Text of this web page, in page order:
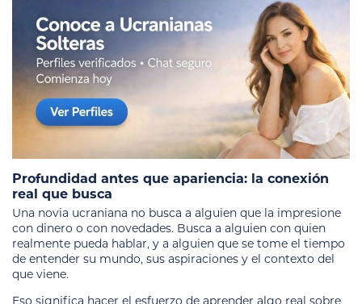
Profundidad antes que apariencia: la conexión
real que busca
Una novia ucraniana no busca a alguien que la impresione
con dinero o con novedades. Busca a alguien con quien
realmente pueda hablar, y a alguien que se tome el tiempo
de entender su mundo, sus aspiraciones y el contexto del
que viene.
Eso significa hacer el esfuerzo de aprender algo real sobre